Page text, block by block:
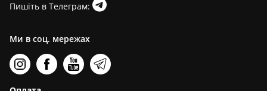
Пишіть в Телеграм:
Ми в соц. мережах